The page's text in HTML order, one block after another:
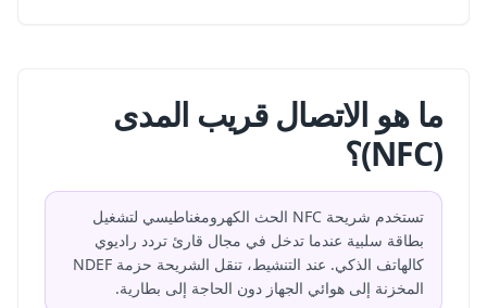
ما هو الاتصال قريب المدى
(NFC)؟
تستخدم شريحة NFC الحث الكهرومغناطيسي لتشغيل
بطاقة سلبية عندما تدخل في مجال قارئ تردد راديوي
كالهاتف الذكي. عند التنشيط، تنقل الشريحة حزمة NDEF
المخزنة إلى هوائي الجهاز دون الحاجة إلى بطارية.